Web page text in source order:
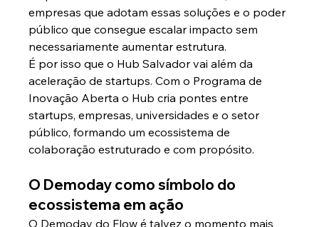
empresas que adotam essas soluções e o poder
público que consegue escalar impacto sem
necessariamente aumentar estrutura.
É por isso que o Hub Salvador vai além da
aceleração de startups. Com o Programa de
Inovação Aberta o Hub cria pontes entre
startups, empresas, universidades e o setor
público, formando um ecossistema de
colaboração estruturado e com propósito.
O Demoday como símbolo do
ecossistema em ação
O Demoday do Flow é talvez o momento mais